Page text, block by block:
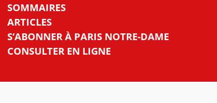
SOMMAIRES
ARTICLES
S’ABONNER À PARIS NOTRE-DAME
CONSULTER EN LIGNE